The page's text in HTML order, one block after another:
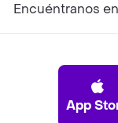
Encuéntranos
App